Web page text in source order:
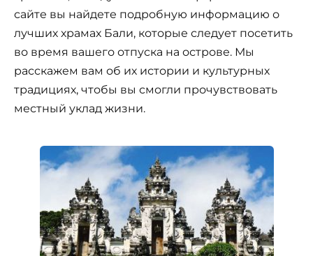
сайте вы найдете подробную информацию о
лучших храмах Бали, которые следует посетить
во время вашего отпуска на острове. Мы
расскажем вам об их истории и культурных
традициях, чтобы вы смогли прочувствовать
местный уклад жизни.